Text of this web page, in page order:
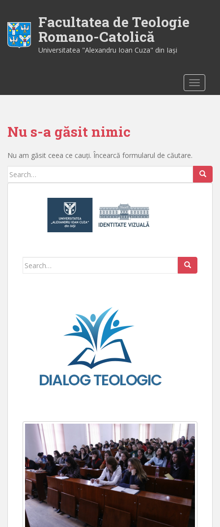
i
Facultatea de Teologie
Romano-Catolică
Universitatea "Alexandru Ioan Cuza" din Iaşi
Nu s-a găsit nimic
Nu am găsit ceea ce cauți. Încearcă formularul de căutare.
Search for:
Search for: